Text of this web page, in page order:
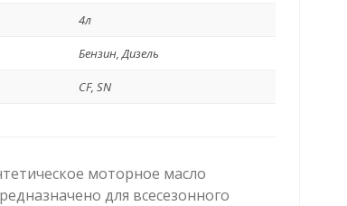
4л
Бензин, Дизель
CF, SN
моторное масло
для всесезонного